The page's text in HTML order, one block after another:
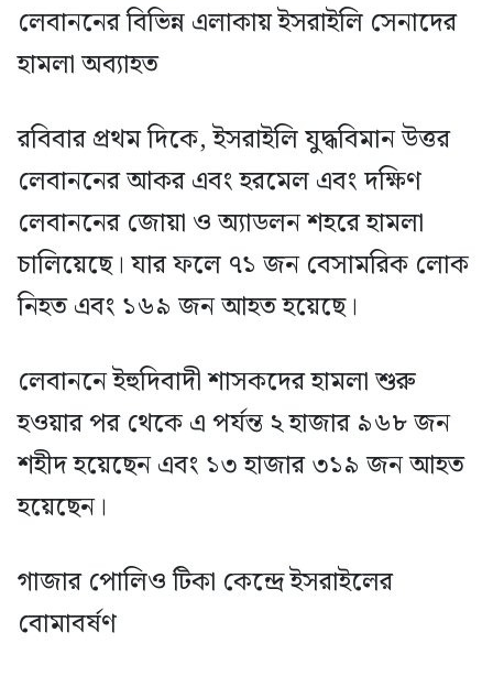
লেবাননের বিভিন্ন এলাকায় ইসরাইলি সেনাদের
হামলা অব্যাহত
রবিবার প্রথম দিকে, ইসরাইলি যুদ্ধবিমান উত্তর
লেবাননের আকর এবং হরমেল এবং দক্ষিণ
লেবাননের জোয়া ও অ্যাডলন শহরে হামলা
চালিয়েছে। যার ফলে ৭১ জন বেসামরিক লোক
নিহত এবং ১৬৯ জন আহত হয়েছে।
লেবাননে ইহুদিবাদী শাসকদের হামলা শুরু
হওয়ার পর থেকে এ পর্যন্ত ২ হাজার ৯৬৮ জন
শহীদ হয়েছেন এবং ১৩ হাজার ৩১৯ জন আহত
হয়েছেন।
গাজার পোলিও টিকা কেন্দ্রে ইসরাইলের
বোমাবর্ষণ